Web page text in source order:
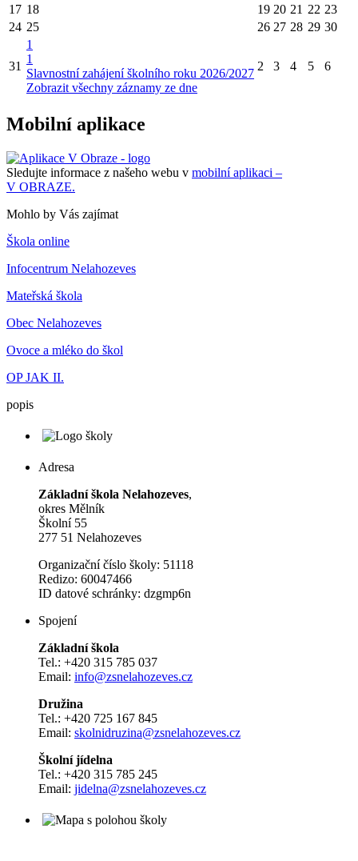
17 18 19 20 21 22 23
24 25 26 27 28 29 30
31
1
1
Slavnostní zahájení školního roku 2026/2027
Zobrazit všechny záznamy ze dne
2 3 4 5 6
Mobilní aplikace
Sledujte informace z našeho webu v mobilní aplikaci –
V OBRAZE.
Mohlo by Vás zajímat
Škola online
Infocentrum Nelahozeves
Mateřská škola
Obec Nelahozeves
Ovoce a mléko do škol
OP JAK II.
popis
Adresa
Základní škola Nelahozeves,
okres Mělník
Školní 55
277 51 Nelahozeves
Organizační číslo školy: 51118
Redizo: 60047466
ID datové schránky: dzgmp6n
Spojení
Základní škola
Tel.: +420 315 785 037
Email: info@zsnelahozeves.cz
Družina
Tel.: +420 725 167 845
Email: skolnidruzina@zsnelahozeves.cz
Školní jídelna
Tel.: +420 315 785 245
Email: jidelna@zsnelahozeves.cz